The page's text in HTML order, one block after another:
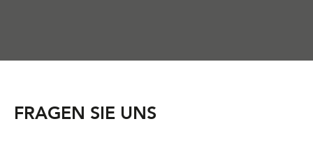
FRAGEN SIE UNS